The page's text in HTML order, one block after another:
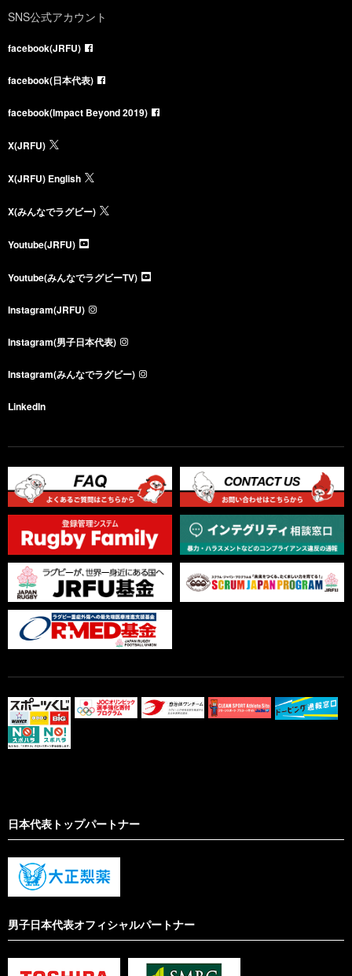
SNS公式アカウント
facebook(JRFU)
facebook(日本代表)
facebook(Impact Beyond 2019)
X(JRFU)
X(JRFU) English
X(みんなでラグビー)
Youtube(JRFU)
Youtube(みんなでラグビーTV)
Instagram(JRFU)
Instagram(男子日本代表)
Instagram(みんなでラグビー)
LinkedIn
日本代表トップパートナー
男子日本代表オフィシャルパートナー